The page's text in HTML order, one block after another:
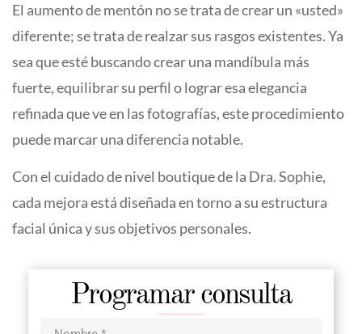
El aumento de mentón no se trata de crear un «usted»
diferente; se trata de realzar sus rasgos existentes. Ya
sea que esté buscando crear una mandíbula más
fuerte, equilibrar su perfil o lograr esa elegancia
refinada que ve en las fotografías, este procedimiento
puede marcar una diferencia notable.
Con el cuidado de nivel boutique de la Dra. Sophie,
cada mejora está diseñada en torno a su estructura
facial única y sus objetivos personales.
Programar consulta